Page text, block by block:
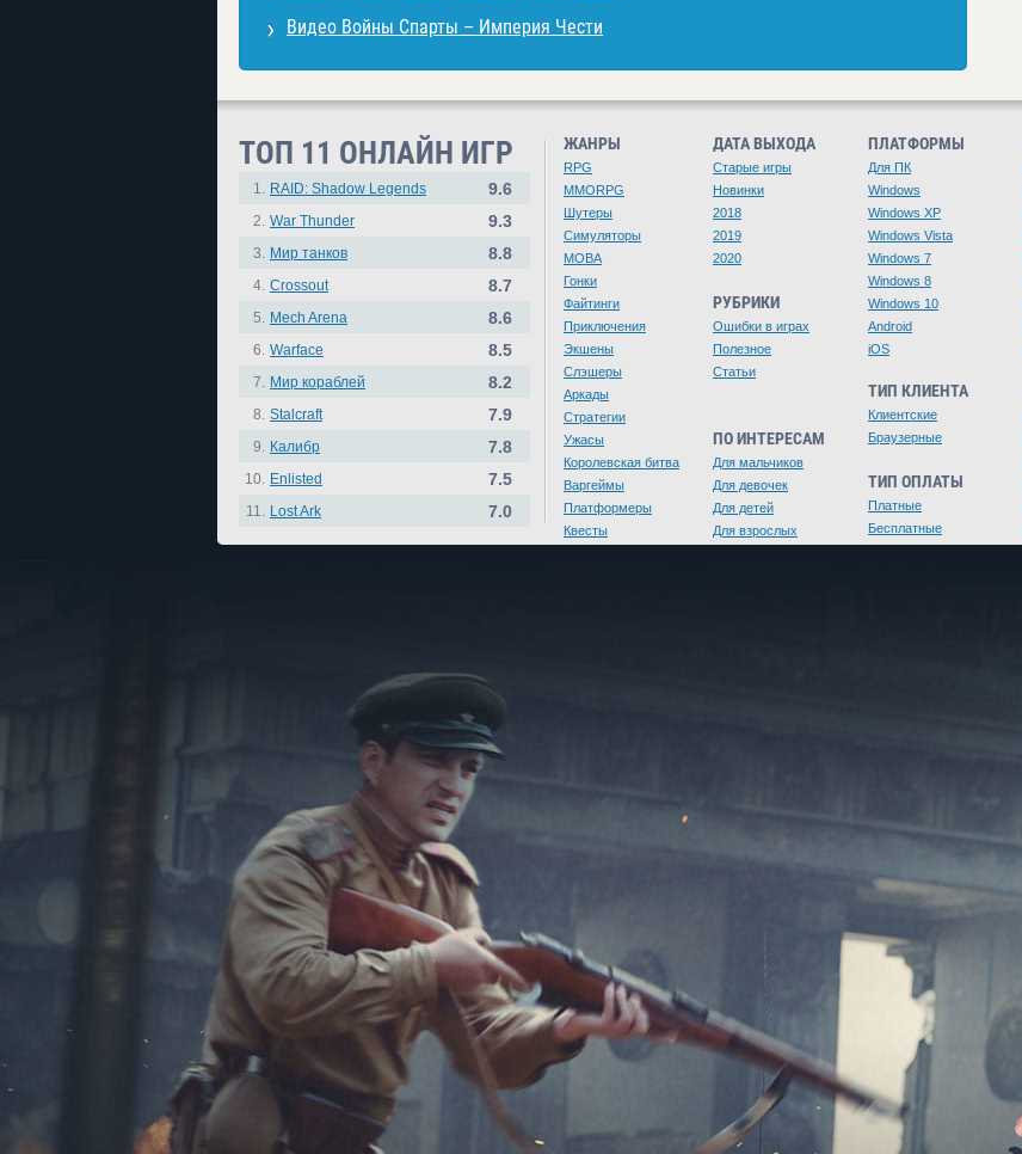
Видео Войны Спарты – Империя Чести
ТОП 11 ОНЛАЙН ИГР
1. RAID: Shadow Legends 9.6
2. War Thunder 9.3
3. Мир танков 8.8
4. Crossout 8.7
5. Mech Arena 8.6
6. Warface 8.5
7. Мир кораблей 8.2
8. Stalcraft 7.9
9. Калибр 7.8
10. Enlisted 7.5
11. Lost Ark 7.0
ЖАНРЫ
RPG
MMORPG
Шутеры
Симуляторы
MOBA
Гонки
Файтинги
Приключения
Экшены
Слэшеры
Аркады
Стратегии
Ужасы
Королевская битва
Варгеймы
Платформеры
Квесты
ДАТА ВЫХОДА
Старые игры
Новинки
2018
2019
2020
РУБРИКИ
Ошибки в играх
Полезное
Статьи
ПО ИНТЕРЕСАМ
Для мальчиков
Для девочек
Для детей
Для взрослых
ПЛАТФОРМЫ
Для ПК
Windows
Windows XP
Windows Vista
Windows 7
Windows 8
Windows 10
Android
iOS
ТИП КЛИЕНТА
Клиентские
Браузерные
ТИП ОПЛАТЫ
Платные
Бесплатные